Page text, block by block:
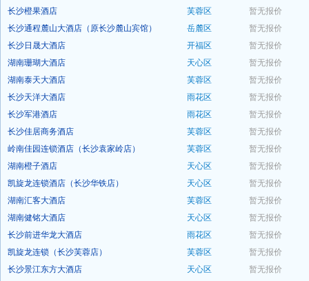
预订
长沙橙果酒店 芙蓉区
暂无报价
预订
长沙通程麓山大酒店（原长沙麓山宾馆） 岳麓区
暂无报价
预订
长沙日晟大酒店 开福区
暂无报价
预订
湖南珊瑚大酒店 天心区
暂无报价
预订
湖南泰天大酒店 芙蓉区
暂无报价
预订
长沙天洋大酒店 雨花区
暂无报价
预订
长沙军港酒店 雨花区
暂无报价
预订
长沙佳居商务酒店 芙蓉区
暂无报价
预订
岭南佳园连锁酒店（长沙袁家岭店） 芙蓉区
暂无报价
预订
湖南橙子酒店 天心区
暂无报价
预订
凯旋龙连锁酒店（长沙华铁店） 天心区
暂无报价
预订
湖南汇客大酒店 芙蓉区
暂无报价
预订
湖南健铭大酒店 天心区
暂无报价
预订
长沙前进华龙大酒店 雨花区
暂无报价
预订
凯旋龙连锁（长沙芙蓉店） 芙蓉区
暂无报价
预订
长沙景江东方大酒店 天心区
暂无报价